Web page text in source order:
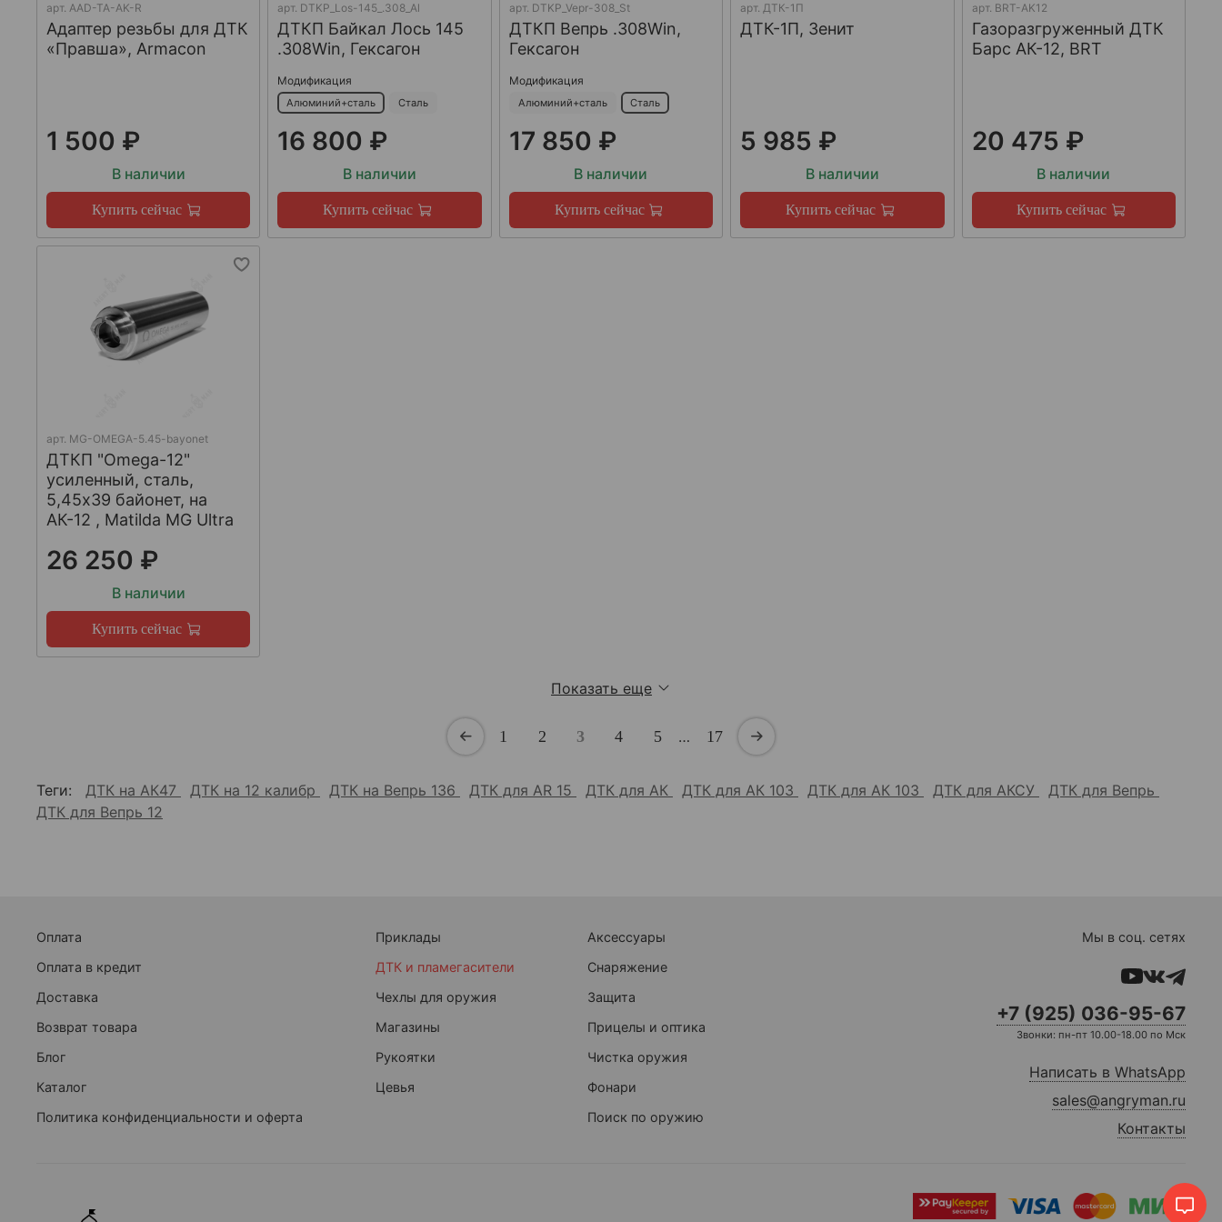
арт. AAD-TA-AK-R
Адаптер резьбы для ДТК
«Правша», Armacon
1 500 ₽
В наличии
Купить сейчас
арт. DTKP_Los-145_.308_Al
ДТКП Байкал Лось 145
.308Win, Гексагон
Модификация
Алюминий+сталь Сталь
16 800 ₽
В наличии
Купить сейчас
арт. DTKP_Vepr-308_St
ДТКП Вепрь .308Win,
Гексагон
Модификация
Алюминий+сталь Сталь
17 850 ₽
В наличии
Купить сейчас
арт. ДТК-1П
ДТК-1П, Зенит
5 985 ₽
В наличии
Купить сейчас
арт. BRT-AK12
Газоразгруженный ДТК
Барс АК-12, BRT
20 475 ₽
В наличии
Купить сейчас
арт. MG-OMEGA-5.45-bayonet
ДТКП "Omega-12"
усиленный, сталь,
5,45x39 байонет, на
АК-12 , Matilda MG Ultra
26 250 ₽
В наличии
Купить сейчас
Показать еще
1 2 3 4 5 … 17
Теги: ДТК на АК47 ДТК на 12 калибр ДТК на Вепрь 136 ДТК для AR 15 ДТК для АК ДТК для АК 103 ДТК для АК 103 ДТК для АКСУ
ДТК для Вепрь
ДТК для Вепрь 12
Оплата
Оплата в кредит
Доставка
Возврат товара
Блог
Каталог
Политика конфиденциальности и оферта
Приклады
ДТК и пламегасители
Чехлы для оружия
Магазины
Рукоятки
Цевья
Аксессуары
Снаряжение
Защита
Прицелы и оптика
Чистка оружия
Фонари
Поиск по оружию
Мы в соц. сетях
+7 (925) 036-95-67
Звонки: пн-пт 10.00-18.00 по Мск
Написать в WhatsApp
sales@angryman.ru
Контакты